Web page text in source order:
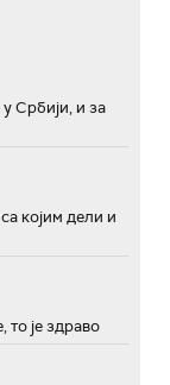
Србији, и за
којим дели и
то је здраво